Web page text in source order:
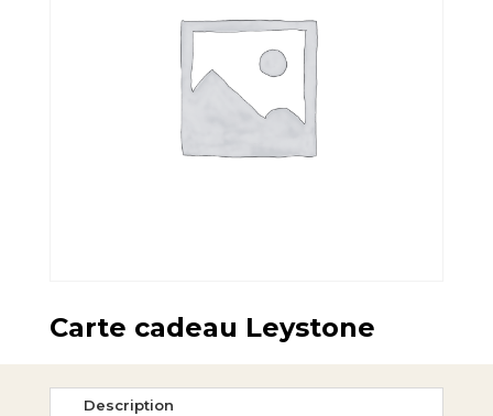
Carte cadeau Leystone
Description